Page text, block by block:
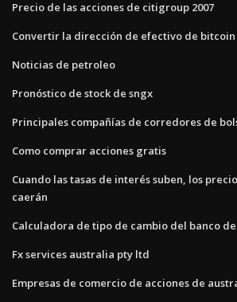
Precio de las acciones de citigroup 2007
Convertir la dirección de efectivo de bitcoin
Noticias de petroleo
Pronóstico de stock de sngx
Principales compañías de corredores de
Como comprar acciones gratis
Cuando las tasas de interés suben, los
caerán
Calculadora de tipo de cambio del banco
Fx services australia pty ltd
Empresas de comercio de acciones de